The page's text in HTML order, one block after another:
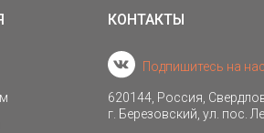
КОНТАКТЫ
Подпишитесь на
620144, Россия,
г. Березовский, ул. пос.